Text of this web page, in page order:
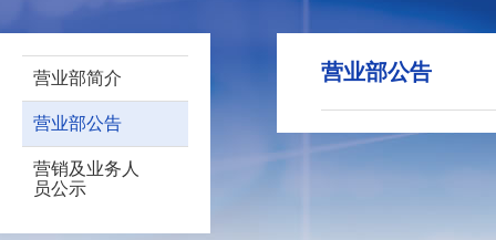
营业部简介
营业部公告
营销及业务人
员公示
营业部公告